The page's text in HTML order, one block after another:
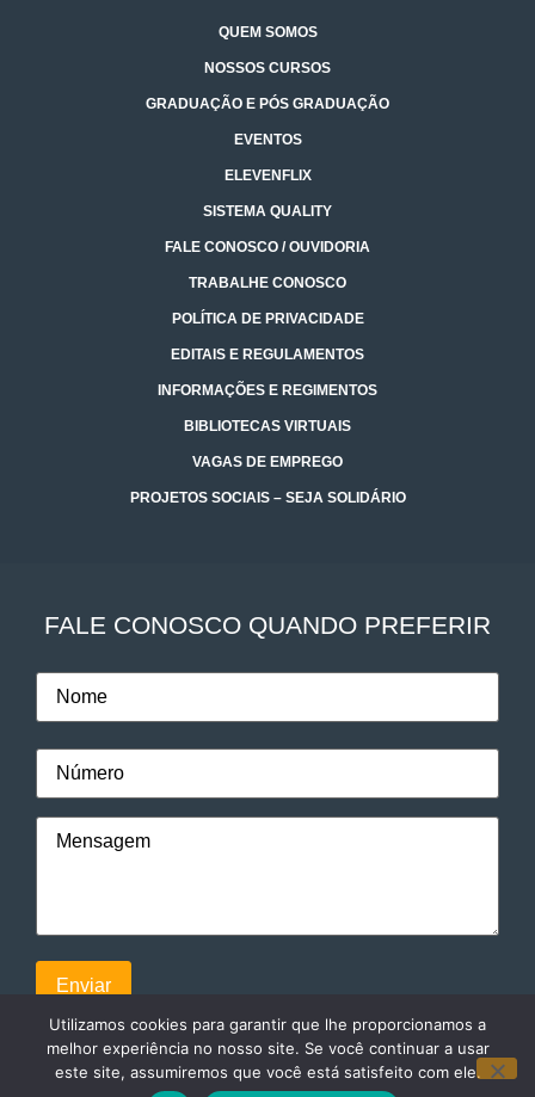
QUEM SOMOS
NOSSOS CURSOS
GRADUAÇÃO E PÓS GRADUAÇÃO
EVENTOS
ELEVENFLIX
SISTEMA QUALITY
FALE CONOSCO / OUVIDORIA
TRABALHE CONOSCO
POLÍTICA DE PRIVACIDADE
EDITAIS E REGULAMENTOS
INFORMAÇÕES E REGIMENTOS
BIBLIOTECAS VIRTUAIS
VAGAS DE EMPREGO
PROJETOS SOCIAIS – SEJA SOLIDÁRIO
FALE CONOSCO QUANDO PREFERIR
Utilizamos cookies para garantir que lhe proporcionamos a
melhor experiência no nosso site. Se você continuar a usar
este site, assumiremos que você está satisfeito com ele.